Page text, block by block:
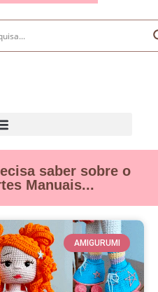
saber sobre o
Manuais...
AMIGURUMI